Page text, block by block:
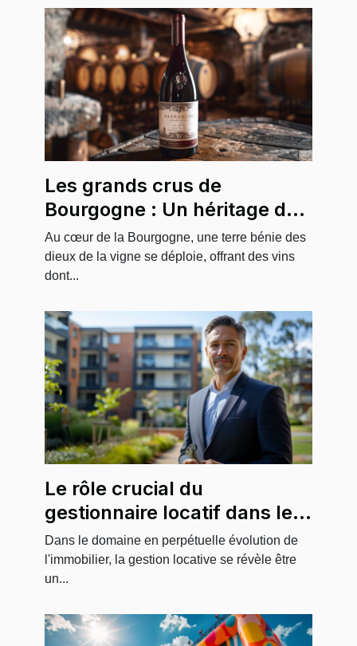
Les grands crus de
Bourgogne : Un héritage de
qualité et de prestige
Au cœur de la Bourgogne, une terre bénie des
dieux de la vigne se déploie, offrant des vins
dont...
Le rôle crucial du
gestionnaire locatif dans le
secteur immobilier
Dans le domaine en perpétuelle évolution de
l'immobilier, la gestion locative se révèle être
un...